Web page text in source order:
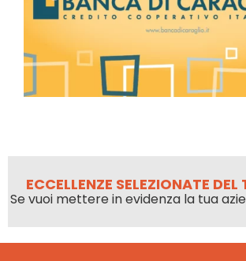
ECCELLENZE SELEZIONATE
Se vuoi mettere in evidenza la tua